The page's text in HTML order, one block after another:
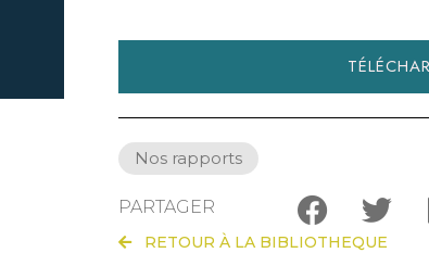
Nos rapports
PARTAGER
RETOUR À LA BIBLIOTHEQUE